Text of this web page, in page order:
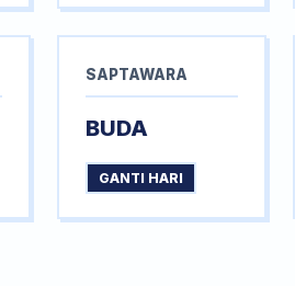
SAPTAWARA
BUDA
GANTI HARI